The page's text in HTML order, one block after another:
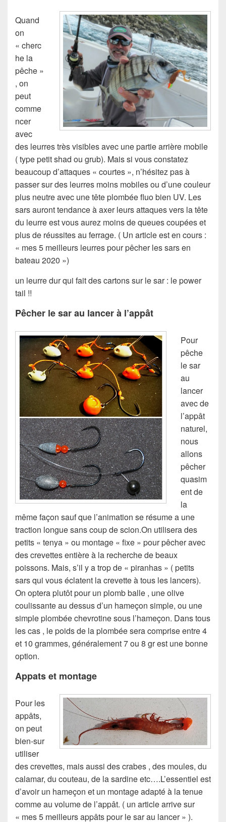
Quand
on
« cherc
he la
pêche »
, on
peut
comme
ncer
avec
des leurres très visibles avec une partie arrière mobile
( type petit shad ou grub). Mais si vous constatez
beaucoup d’attaques « courtes », n’hésitez pas à
passer sur des leurres moins mobiles ou d’une couleur
plus neutre avec une tête plombée fluo bien UV. Les
sars auront tendance à axer leurs attaques vers la tête
du leurre est vous aurez moins de queues coupées et
plus de réussites au ferrage. ( Un article est en cours :
« mes 5 meilleurs leurres pour pêcher les sars en
bateau 2020 »)
un leurre dur qui fait des cartons sur le sar : le power
tail !!
Pêcher le sar au lancer à l’appât
Pour
pêche
le sar
au
lancer
avec de
l’appât
naturel,
nous
allons
pêcher
quasim
ent de
la
même façon sauf que l’animation se résume a une
traction longue sans coup de scion.On utilisera des
petits « tenya » ou montage « fixe » pour pêcher avec
des crevettes entière à la recherche de beaux
poissons. Mais, s’il y a trop de « piranhas » ( petits
sars qui vous éclatent la crevette à tous les lancers).
On optera plutôt pour un plomb balle , une olive
coulissante au dessus d’un hameçon simple, ou une
simple plombée chevrotine sous l’hameçon. Dans tous
les cas , le poids de la plombée sera comprise entre 4
et 10 grammes, généralement 7 ou 8 gr est une bonne
option.
Appats et montage
Pour les
appâts,
on peut
bien-sur
utiliser
des crevettes, mais aussi des crabes , des moules, du
calamar, du couteau, de la sardine etc….L’essentiel est
d’avoir un hameçon et un montage adapté à la tenue
comme au volume de l’appât. ( un article arrive sur
« mes 5 meilleurs appâts pour le sar au lancer » ).